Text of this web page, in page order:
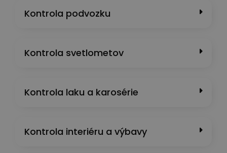
Kontrola podvozku
Kontrola svetlometov
Kontrola laku a karosérie
Kontrola interiéru a výbavy